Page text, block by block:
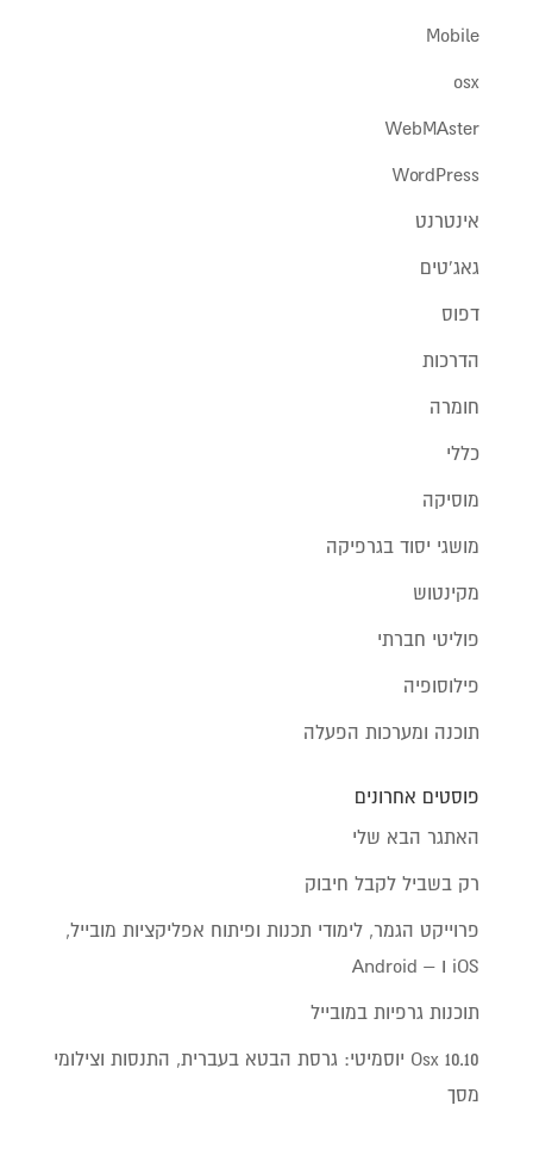
Mobile
osx
WebMAster
WordPress
אינטרנט
גאג'טים
דפוס
הדרכות
חומרה
כללי
מוסיקה
מושגי יסוד בגרפיקה
מקינטוש
פוליטי חברתי
פילוסופיה
תוכנה ומערכות הפעלה
פוסטים אחרונים
האתגר הבא שלי
רק בשביל לקבל חיבוק
פרוייקט הגמר, לימודי תכנות ופיתוח אפליקציות מובייל,
iOS ו – Android
תוכנות גרפיות במובייל
Osx 10.10 יוסמיטי: גרסת הבטא בעברית, התנסות וצילומי
מסך